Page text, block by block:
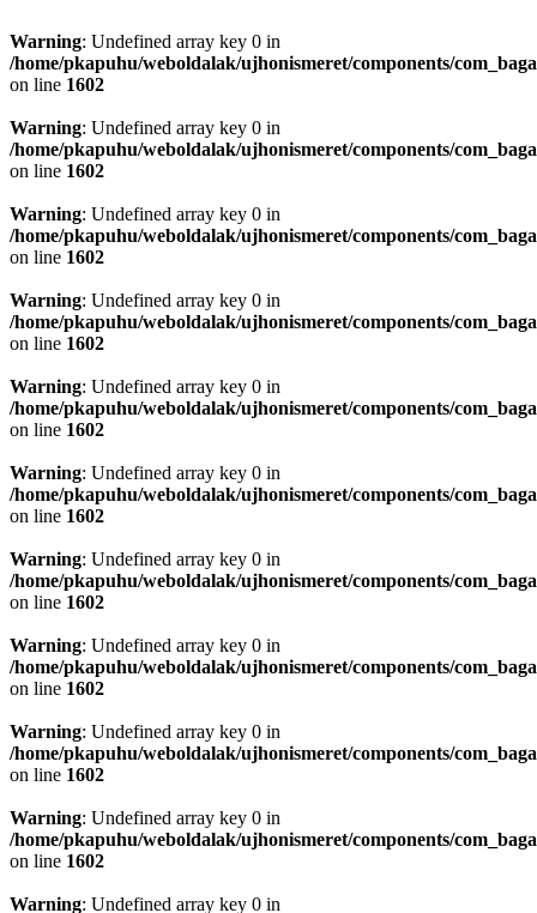
Warning: Undefined array key 0 in
/home/pkapuhu/weboldalak/ujhonismeret/components/
on line 1602
Warning: Undefined array key 0 in
/home/pkapuhu/weboldalak/ujhonismeret/components/
on line 1602
Warning: Undefined array key 0 in
/home/pkapuhu/weboldalak/ujhonismeret/components/
on line 1602
Warning: Undefined array key 0 in
/home/pkapuhu/weboldalak/ujhonismeret/components/
on line 1602
Warning: Undefined array key 0 in
/home/pkapuhu/weboldalak/ujhonismeret/components/
on line 1602
Warning: Undefined array key 0 in
/home/pkapuhu/weboldalak/ujhonismeret/components/
on line 1602
Warning: Undefined array key 0 in
/home/pkapuhu/weboldalak/ujhonismeret/components/
on line 1602
Warning: Undefined array key 0 in
/home/pkapuhu/weboldalak/ujhonismeret/components/
on line 1602
Warning: Undefined array key 0 in
/home/pkapuhu/weboldalak/ujhonismeret/components/
on line 1602
Warning: Undefined array key 0 in
/home/pkapuhu/weboldalak/ujhonismeret/components/
on line 1602
Warning: Undefined array key 0 in